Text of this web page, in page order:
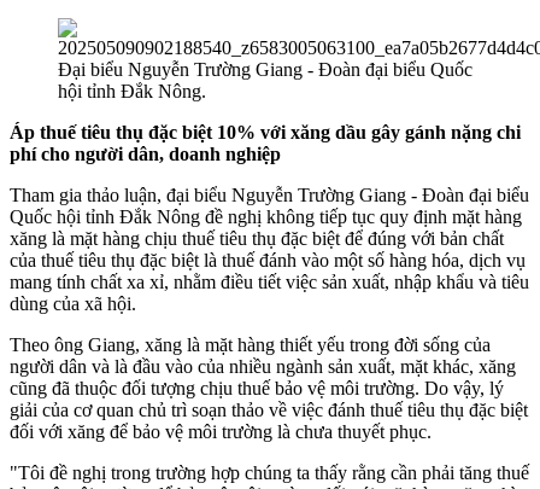
Đại biểu Nguyễn Trường Giang - Đoàn đại biểu Quốc
hội tỉnh Đắk Nông.
Áp thuế tiêu thụ đặc biệt 10% với xăng dầu gây gánh nặng chi
phí cho người dân, doanh nghiệp
Tham gia thảo luận, đại biểu Nguyễn Trường Giang - Đoàn đại biểu
Quốc hội tỉnh Đắk Nông đề nghị không tiếp tục quy định mặt hàng
xăng là mặt hàng chịu thuế tiêu thụ đặc biệt để đúng với bản chất
của thuế tiêu thụ đặc biệt là thuế đánh vào một số hàng hóa, dịch vụ
mang tính chất xa xỉ, nhằm điều tiết việc sản xuất, nhập khẩu và tiêu
dùng của xã hội.
Theo ông Giang, xăng là mặt hàng thiết yếu trong đời sống của
người dân và là đầu vào của nhiều ngành sản xuất, mặt khác, xăng
cũng đã thuộc đối tượng chịu thuế bảo vệ môi trường. Do vậy, lý
giải của cơ quan chủ trì soạn thảo về việc đánh thuế tiêu thụ đặc biệt
đối với xăng để bảo vệ môi trường là chưa thuyết phục.
"Tôi đề nghị trong trường hợp chúng ta thấy rằng cần phải tăng thuế